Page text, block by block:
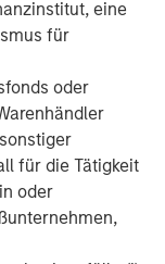
eine
für
oder
für die Tätigkeit
oder
was a White
at the Pentagon
Service
medals
NLP
NLP
LLM
reinforcement